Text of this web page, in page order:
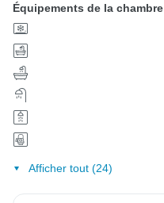
Équipements de la chambre
Afficher tout (24)